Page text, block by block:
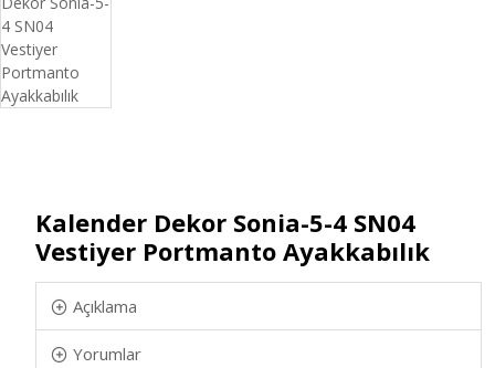
Kalender Dekor Sonia-5-4 SN04
Vestiyer Portmanto Ayakkabılık
Açıklama
Yorumlar